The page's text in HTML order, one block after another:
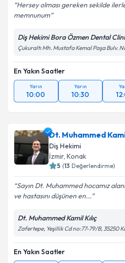
Hersey olması gereken sekilde
memnunum
Diş Hekimi Bora Özmen Dental
Çukuraltı Mh. Mustafa Kemal Paşa Bulv.
En Yakın Saatler
Yarın
10:00
Yarın
10:30
Dt. Muhammed
Diş Hekimi
İzmir, Konak
5 (13 Değerlendirme)
Sayın Dt. Muhammed hocamız
ve hastasını düşünen en...
Dt. Muhammed Kamil Kılıç
Zafertepe, Yeşillik Cd no:77-79/B, 35250
En Yakın Saatler